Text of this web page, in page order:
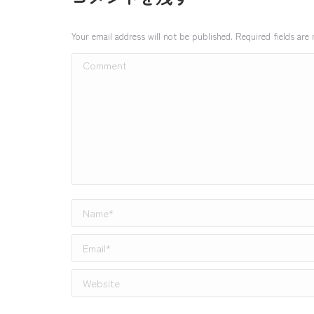
Your email address will not be published. Required fields are
Comment
Name *
Email *
Website